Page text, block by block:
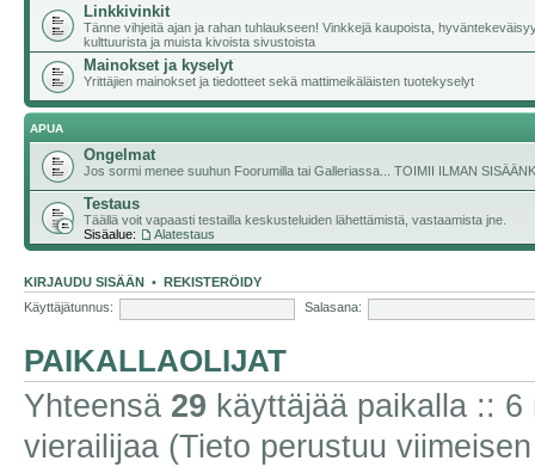
Linkkivinkit
Tänne vihjeitä ajan ja rahan tuhlaukseen! Vinkkejä kaupoista,
kulttuurista ja muista kivoista sivustoista
Mainokset ja kyselyt
Yrittäjien mainokset ja tiedotteet sekä mattimeikäläisten tuotekyselyt
APUA
Ongelmat
Jos sormi menee suuhun Foorumilla tai Galleriassa... TOIMII ILMAN
Testaus
Täällä voit vapaasti testailla keskusteluiden lähettämistä, vastaamista jne.
Sisäalue:
Alatestaus
KIRJAUDU SISÄÄN • REKISTERÖIDY
Käyttäjätunnus:
Salasana:
PAIKALLAOLIJAT
Yhteensä 29 käyttäjää paikalla ::
vierailijaa (Tieto perustuu